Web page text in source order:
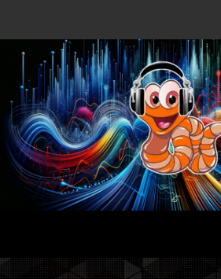
Radio